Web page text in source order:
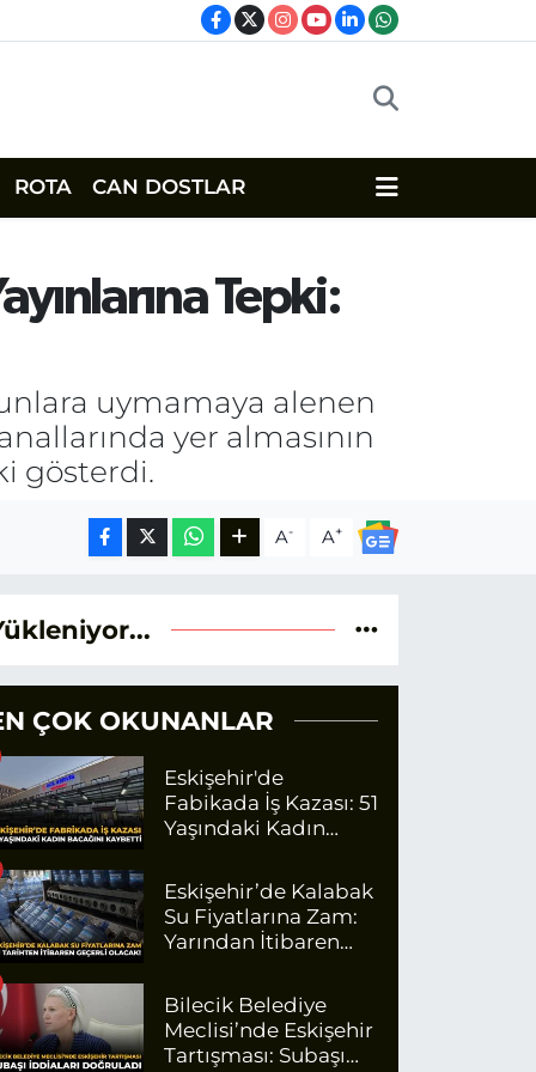
ROTA CAN DOSTLAR
Tepki:
uymamaya alenen
yer almasının
gösterdi.
A- A+
ÇOK OKUNANLAR
Eskişehir'de
Fabikada İş Kazası: 51
Yaşındaki Kadın
Eskişehir’de Kalabak
Su Fiyatlarına Zam:
Yarından İtibaren
Bilecik Belediye
Meclisi’nde Eskişehir
Tartışması: Subaşı